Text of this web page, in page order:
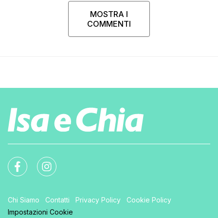
MOSTRA I
COMMENTI
Chi Siamo Contatti Privacy Policy
Cookie Policy
Impostazioni Cookie